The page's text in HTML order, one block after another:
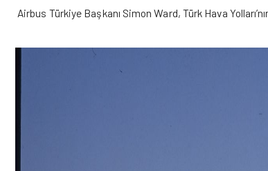
Airbus Türkiye Başkanı Simon Ward, Türk Hava